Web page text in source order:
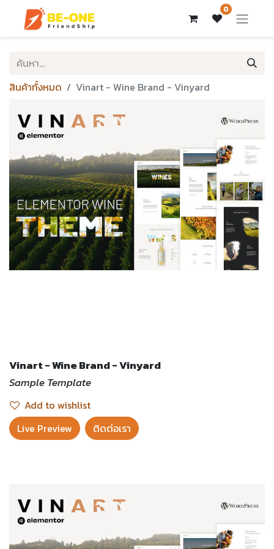
0
สินค้าทั้งหมด Vinart - Wine Brand - Vinyard
Vinart - Wine Brand - Vinyard
Sample Template
Add to wishlist
Live Preview​
ติดต่อเรา